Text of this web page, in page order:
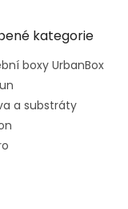
kategorie
boxy UrbanBox
a substráty